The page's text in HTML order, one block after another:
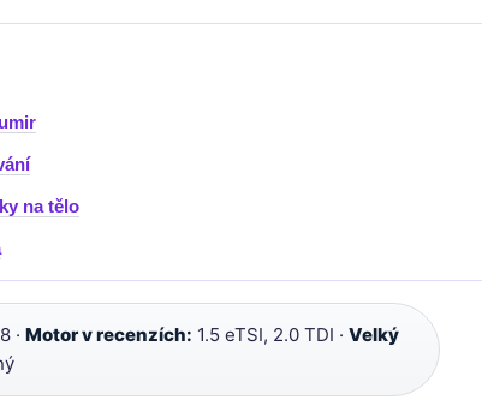
na tělo
· Motor v recenzích: 1.5 eTSI, 2.0 TDI · Velký